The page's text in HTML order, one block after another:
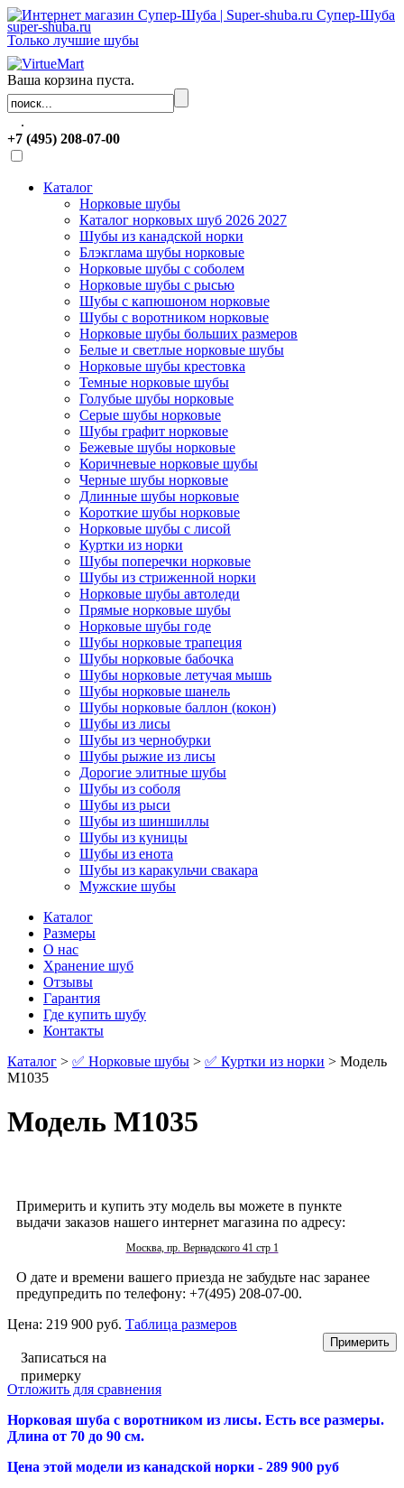
Супер-Шуба
super-shuba.ru
Только лучшие шубы
Ваша корзина пуста.
.
+7 (495) 208-07-00
Каталог
Норковые шубы
Каталог норковых шуб 2026 2027
Шубы из канадской норки
Блэкглама шубы норковые
Норковые шубы с соболем
Норковые шубы с рысью
Шубы с капюшоном норковые
Шубы с воротником норковые
Норковые шубы больших размеров
Белые и светлые норковые шубы
Норковые шубы крестовка
Темные норковые шубы
Голубые шубы норковые
Серые шубы норковые
Шубы графит норковые
Бежевые шубы норковые
Коричневые норковые шубы
Черные шубы норковые
Длинные шубы норковые
Короткие шубы норковые
Норковые шубы с лисой
Куртки из норки
Шубы поперечки норковые
Шубы из стриженной норки
Норковые шубы автоледи
Прямые норковые шубы
Норковые шубы годе
Шубы норковые трапеция
Шубы норковые бабочка
Шубы норковые летучая мышь
Шубы норковые шанель
Шубы норковые баллон (кокон)
Шубы из лисы
Шубы из чернобурки
Шубы рыжие из лисы
Дорогие элитные шубы
Шубы из соболя
Шубы из рыси
Шубы из шиншиллы
Шубы из куницы
Шубы из енота
Шубы из каракульчи свакара
Мужские шубы
Каталог
Размеры
О нас
Хранение шуб
Отзывы
Гарантия
Где купить шубу
Контакты
Каталог > ✅ Норковые шубы > ✅ Куртки из норки > Модель
М1035
Модель М1035
Примерить и купить эту модель вы можете в пункте
выдачи заказов нашего интернет магазина по адресу:
Москва, пр. Вернадского 41 стр 1
О дате и времени вашего приезда не забудьте нас заранее
предупредить по телефону: +7(495) 208-07-00.
Цена: 219 900 руб. Таблица размеров
Записаться на
примерку
Отложить для сравнения
Норковая шуба с воротником из лисы. Есть все размеры.
Длина от 70 до 90 см.
Цена этой модели из канадской норки - 289 900 руб